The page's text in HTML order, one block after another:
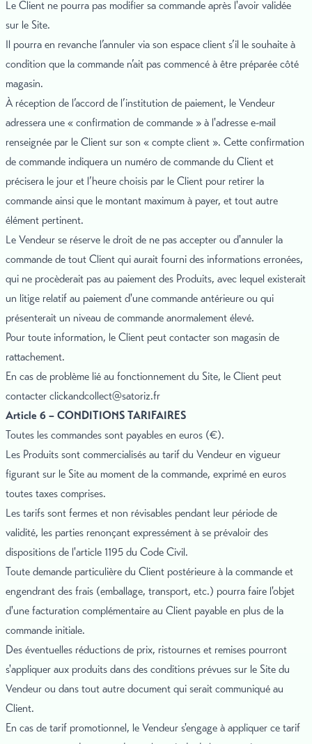
Le Client ne pourra pas modifier sa commande après l'avoir validée
sur le Site.
Il pourra en revanche l’annuler via son espace client s’il le souhaite à
condition que la commande n’ait pas commencé à être préparée côté
magasin.
À réception de l’accord de l’institution de paiement, le Vendeur
adressera une « confirmation de commande » à l'adresse e-mail
renseignée par le Client sur son « compte client ». Cette confirmation
de commande indiquera un numéro de commande du Client et
précisera le jour et l’heure choisis par le Client pour retirer la
commande ainsi que le montant maximum à payer, et tout autre
élément pertinent.
Le Vendeur se réserve le droit de ne pas accepter ou d'annuler la
commande de tout Client qui aurait fourni des informations erronées,
qui ne procèderait pas au paiement des Produits, avec lequel existerait
un litige relatif au paiement d'une commande antérieure ou qui
présenterait un niveau de commande anormalement élevé.
Pour toute information, le Client peut contacter son magasin de
rattachement.
En cas de problème lié au fonctionnement du Site, le Client peut
contacter clickandcollect@satoriz.fr
Article 6 – CONDITIONS TARIFAIRES
Toutes les commandes sont payables en euros (€).
Les Produits sont commercialisés au tarif du Vendeur en vigueur
figurant sur le Site au moment de la commande, exprimé en euros
toutes taxes comprises.
Les tarifs sont fermes et non révisables pendant leur période de
validité, les parties renonçant expressément à se prévaloir des
dispositions de l'article 1195 du Code Civil.
Toute demande particulière du Client postérieure à la commande et
engendrant des frais (emballage, transport, etc.) pourra faire l'objet
d'une facturation complémentaire au Client payable en plus de la
commande initiale.
Des éventuelles réductions de prix, ristournes et remises pourront
s'appliquer aux produits dans des conditions prévues sur le Site du
Vendeur ou dans tout autre document qui serait communiqué au
Client.
En cas de tarif promotionnel, le Vendeur s'engage à appliquer ce tarif